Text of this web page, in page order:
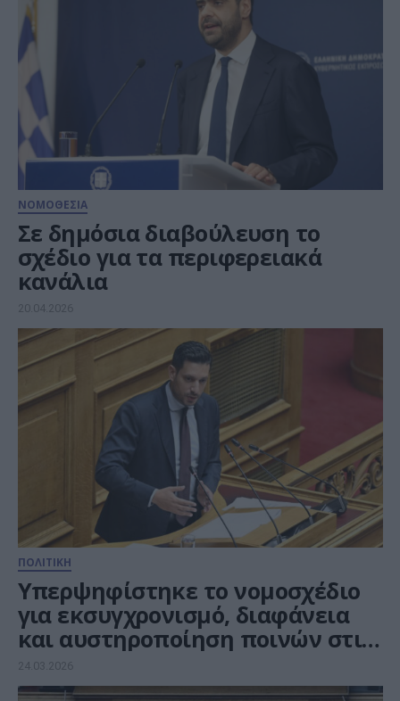
ΝΟΜΟΘΕΣΙΑ
Σε δημόσια διαβούλευση το
σχέδιο για τα περιφερειακά
κανάλια
20.04.2026
ΠΟΛΙΤΙΚΗ
Υπερψηφίστηκε το νομοσχέδιο
για εκσυγχρονισμό, διαφάνεια
και αυστηροποίηση ποινών στις
Μεταφορές
24.03.2026